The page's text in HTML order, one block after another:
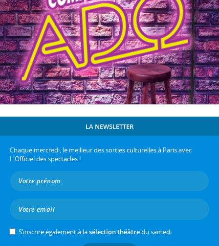
LA NEWSLETTER
Chaque mercredi, le meilleur des sorties culturelles à Paris avec
L'Officiel des spectacles !
S’inscrire également à lasélection théâtredu samedi